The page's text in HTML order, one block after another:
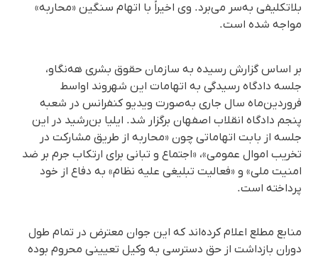
بلاتکلیفی به‌سر می‌برد. وی اخیراً با اتهام سنگین «محاربه»
مواجه شده است.
بر اساس گزارش رسیده به سازمان حقوق بشری هه‌نگاو،
جلسه دادگاه رسیدگی به اتهامات این شهروند اواسط
فروردین‌ماه سال جاری به‌صورت ویدیو کنفرانس در شعبه
پنجم دادگاه انقلاب اصفهان برگزار شد. ایلیا بن‌رشید در این
جلسه از بابت اتهاماتی چون «محاربه از طریق مشارکت در
تخریب اموال عمومی»، «اجتماع و تبانی برای ارتکاب جرم بر ضد
امنیت ملی» و «فعالیت تبلیغی علیه نظام» به دفاع از خود
پرداخته است.
منابع مطلع اعلام کرده‌اند که این جوان معترض در تمام طول
دوران بازداشت از حق دسترسی به وکیل تعیینی محروم بوده